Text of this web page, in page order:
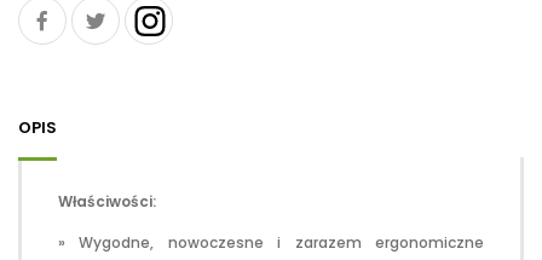
OPIS
Właściwości:
» Wygodne, nowoczesne i zarazem ergonomiczne